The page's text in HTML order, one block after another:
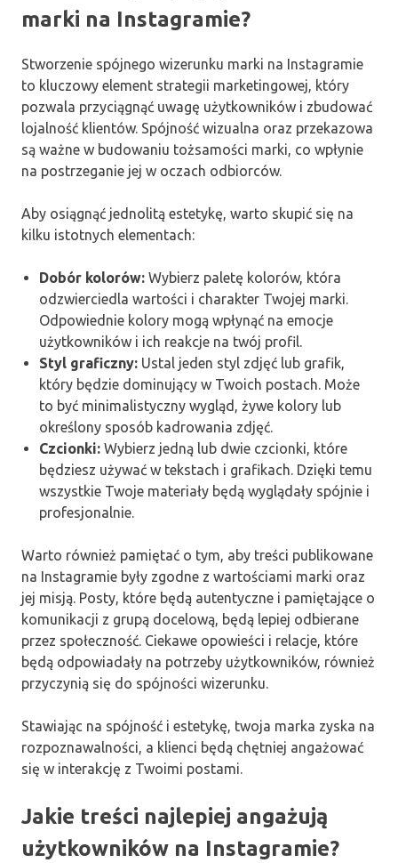
marki na Instagramie?
Stworzenie spójnego wizerunku marki na Instagramie
to kluczowy element strategii marketingowej, który
pozwala przyciągnąć uwagę użytkowników i zbudować
lojalność klientów. Spójność wizualna oraz przekazowa
są ważne w budowaniu tożsamości marki, co wpłynie
na postrzeganie jej w oczach odbiorców.
Aby osiągnąć jednolitą estetykę, warto skupić się na
kilku istotnych elementach:
Dobór kolorów: Wybierz paletę kolorów, która
odzwierciedla wartości i charakter Twojej marki.
Odpowiednie kolory mogą wpłynąć na emocje
użytkowników i ich reakcje na twój profil.
Styl graficzny: Ustal jeden styl zdjęć lub grafik,
który będzie dominujący w Twoich postach. Może
to być minimalistyczny wygląd, żywe kolory lub
określony sposób kadrowania zdjęć.
Czcionki: Wybierz jedną lub dwie czcionki, które
będziesz używać w tekstach i grafikach. Dzięki temu
wszystkie Twoje materiały będą wyglądały spójnie i
profesjonalnie.
Warto również pamiętać o tym, aby treści publikowane
na Instagramie były zgodne z wartościami marki oraz
jej misją. Posty, które będą autentyczne i pamiętające o
komunikacji z grupą docelową, będą lepiej odbierane
przez społeczność. Ciekawe opowieści i relacje, które
będą odpowiadały na potrzeby użytkowników, również
przyczynią się do spójności wizerunku.
Stawiając na spójność i estetykę, twoja marka zyska na
rozpoznawalności, a klienci będą chętniej angażować
się w interakcję z Twoimi postami.
Jakie treści najlepiej angażują
użytkowników na Instagramie?